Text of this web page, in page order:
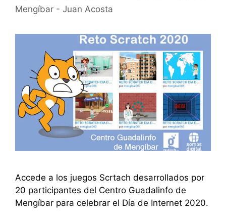
Mengíbar - Juan Acosta
Accede a los juegos Scrtach desarrollados por
20 participantes del Centro Guadalinfo de
Mengíbar para celebrar el Día de Internet 2020.